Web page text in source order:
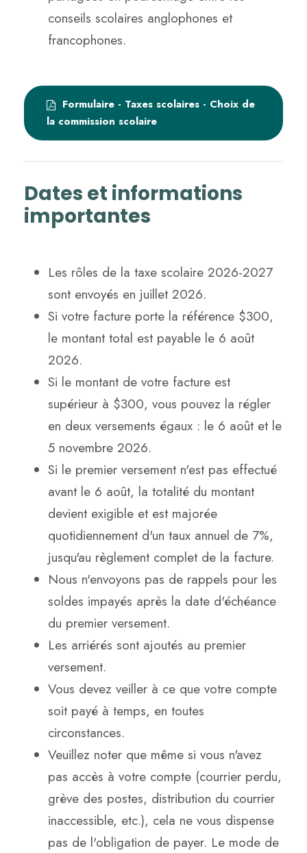
conseils scolaires anglophones et
francophones.
Formulaire - Taxes scolaires - Choix de
la commission scolaire
Dates et informations
importantes
Les rôles de la taxe scolaire 2026-2027
sont envoyés en juillet 2026.
Si votre facture porte la référence $300,
le montant total est payable le 6 août
2026.
Si le montant de votre facture est
supérieur à $300, vous pouvez la régler
en deux versements égaux : le 6 août et le
5 novembre 2026.
Si le premier versement n'est pas effectué
avant le 6 août, la totalité du montant
devient exigible et est majorée
quotidiennement d'un taux annuel de 7%,
jusqu'au règlement complet de la facture.
Nous n'envoyons pas de rappels pour les
soldes impayés après la date d'échéance
du premier versement.
Les arriérés sont ajoutés au premier
versement.
Vous devez veiller à ce que votre compte
soit payé à temps, en toutes
circonstances.
Veuillez noter que même si vous n'avez
pas accès à votre compte (courrier perdu,
grève des postes, distribution du courrier
inaccessible, etc.), cela ne vous dispense
pas de l'obligation de payer. Le mode de